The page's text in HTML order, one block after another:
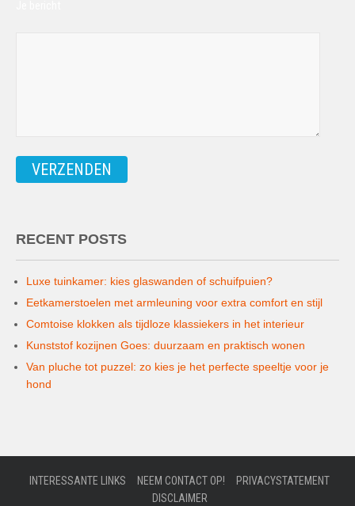
RECENT POSTS
Luxe tuinkamer: kies glaswanden of schuifpuien?
Eetkamerstoelen met armleuning voor extra comfort en stijl
Comtoise klokken als tijdloze klassiekers in het interieur
Kunststof kozijnen Goes: duurzaam en praktisch wonen
Van pluche tot puzzel: zo kies je het perfecte speeltje voor je
hond
INTERESSANTE LINKS NEEM CONTACT OP!
PRIVACYSTATEMENT
DISCLAIMER